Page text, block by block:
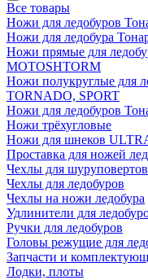
Все товары
Ножи для ледобуров
Ножи для ледобура
Ножи прямые для
MOTOSHTORM
Ножи полукруглые для
TORNADO, SPORT
Ножи для ледобуров
Ножи трёхугловые
Ножи для шнеков
Проставка для ножей
Чехлы для шуруповертов
Чехлы для ледобуров
Чехлы на ножи ледобура
Удлинители для
Ручки для ледобуров
Головы режущие для
Запчасти и
Лодки, плоты